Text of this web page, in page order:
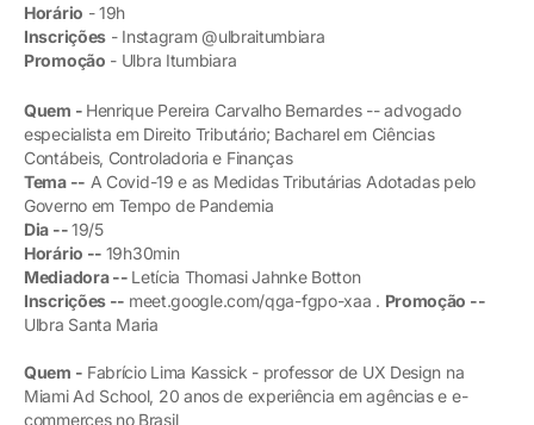
Horário - 19h
Inscrições - Instagram @ulbraitumbiara
Promoção - Ulbra Itumbiara
Quem - Henrique Pereira Carvalho Bernardes -- advogado
especialista em Direito Tributário; Bacharel em Ciências
Contábeis, Controladoria e Finanças
Tema -- A Covid-19 e as Medidas Tributárias Adotadas pelo
Governo em Tempo de Pandemia
Dia --19/5
Horário -- 19h30min
Mediadora -- Letícia Thomasi Jahnke Botton
Inscrições -- meet.google.com/qga-fgpo-xaa . Promoção --
Ulbra Santa Maria
Quem - Fabrício Lima Kassick - professor de UX Design na
Miami Ad School, 20 anos de experiência em agências e e-
commerces no Brasil